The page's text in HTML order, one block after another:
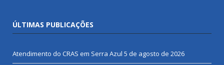
ÚLTIMAS PUBLICAÇÕES
Atendimento do CRAS em Serra Azul 5 de agosto de 2026